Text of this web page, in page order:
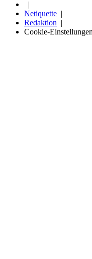
Netiquette
Redaktion
Cookie-Einstellungen